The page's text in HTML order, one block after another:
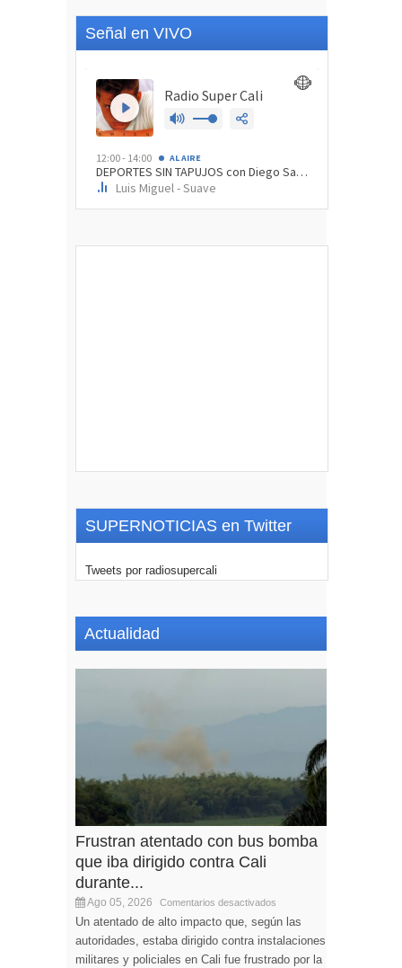
Señal en VIVO
SUPERNOTICIAS en Twitter
Tweets por radiosupercali
Actualidad
Frustran atentado con bus bomba
que iba dirigido contra Cali
durante...
Ago 05, 2026 Comentarios desactivados
Un atentado de alto impacto que, según las
autoridades, estaba dirigido contra instalaciones
militares y policiales en Cali fue frustrado por la